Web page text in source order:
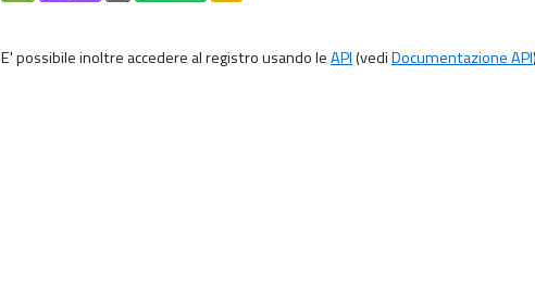
E' possibile inoltre accedere al registro usando leAPI(vediDocumentazione API